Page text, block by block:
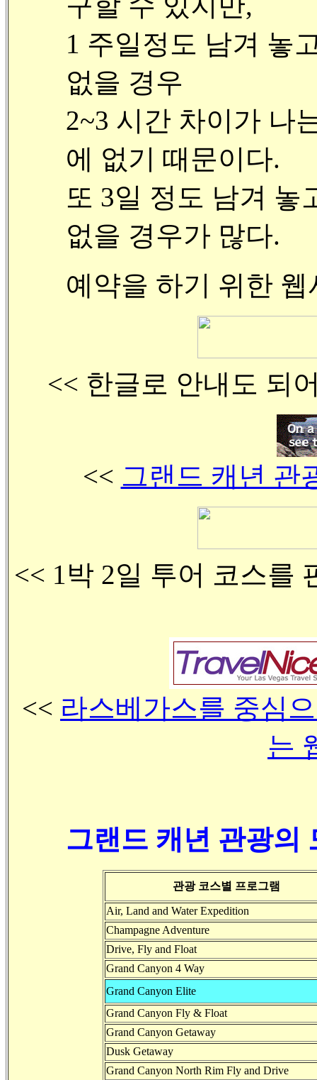
1 주일정도 남겨 놓
없을 경우
2~3 시간 차이가 나
에 없기 때문이다.
또 3일 정도 남겨 놓
없을 경우가 많다.
예약을 하기 위한
<< 한글로 안내도 되
<< 그랜드 캐년 관
<< 1박 2일 투어 코스를
<< 라스베가스를 중심
는
그랜드 캐년 관광의
관광 코스별 프로그램
Air, Land and Water Expedition
Champagne Adventure
Drive, Fly and Float
Grand Canyon 4 Way
Grand Canyon Elite
Grand Canyon Fly & Float
Grand Canyon Getaway
Dusk Getaway
Grand Canyon North Rim Fly and Drive